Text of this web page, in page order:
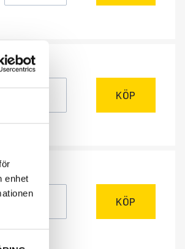
enhet
ÅTGÅR
KÖP
ÅTGÅR
KÖP